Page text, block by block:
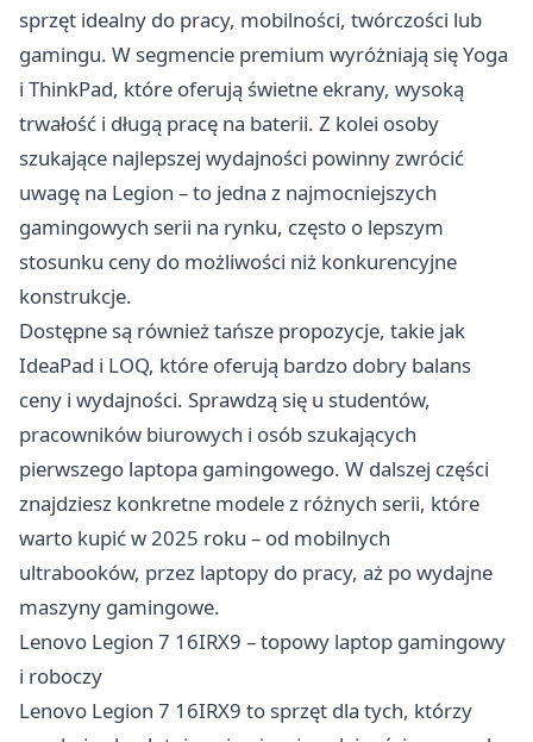
sprzęt idealny do pracy, mobilności, twórczości lub
gamingu. W segmencie premium wyróżniają się Yoga
i ThinkPad, które oferują świetne ekrany, wysoką
trwałość i długą pracę na baterii. Z kolei osoby
szukające najlepszej wydajności powinny zwrócić
uwagę na Legion – to jedna z najmocniejszych
gamingowych serii na rynku, często o lepszym
stosunku ceny do możliwości niż konkurencyjne
konstrukcje.
Dostępne są również tańsze propozycje, takie jak
IdeaPad i LOQ, które oferują bardzo dobry balans
ceny i wydajności. Sprawdzą się u studentów,
pracowników biurowych i osób szukających
pierwszego laptopa gamingowego. W dalszej części
znajdziesz konkretne modele z różnych serii, które
warto kupić w 2025 roku – od mobilnych
ultrabooków, przez laptopy do pracy, aż po wydajne
maszyny gamingowe.
Lenovo Legion 7 16IRX9 – topowy laptop gamingowy
i roboczy
Lenovo Legion 7 16IRX9 to sprzęt dla tych, którzy